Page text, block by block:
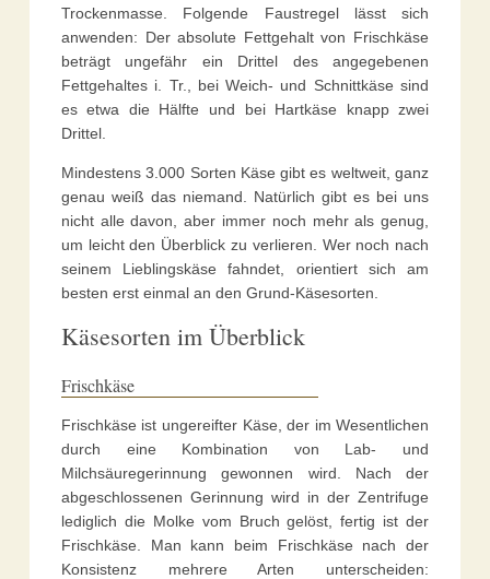
Trockenmasse. Folgende Faustregel lässt sich
anwenden: Der absolute Fettgehalt von Frischkäse
beträgt ungefähr ein Drittel des angegebenen
Fettgehaltes i. Tr., bei Weich- und Schnittkäse sind
es etwa die Hälfte und bei Hartkäse knapp zwei
Drittel.
Mindestens 3.000 Sorten Käse gibt es weltweit, ganz
genau weiß das niemand. Natürlich gibt es bei uns
nicht alle davon, aber immer noch mehr als genug,
um leicht den Überblick zu verlieren. Wer noch nach
seinem Lieblingskäse fahndet, orientiert sich am
besten erst einmal an den Grund-Käsesorten.
Käsesorten im Überblick
Frischkäse
Frischkäse ist ungereifter Käse, der im Wesentlichen
durch eine Kombination von Lab- und
Milchsäuregerinnung gewonnen wird. Nach der
abgeschlossenen Gerinnung wird in der Zentrifuge
lediglich die Molke vom Bruch gelöst, fertig ist der
Frischkäse. Man kann beim Frischkäse nach der
Konsistenz mehrere Arten unterscheiden: